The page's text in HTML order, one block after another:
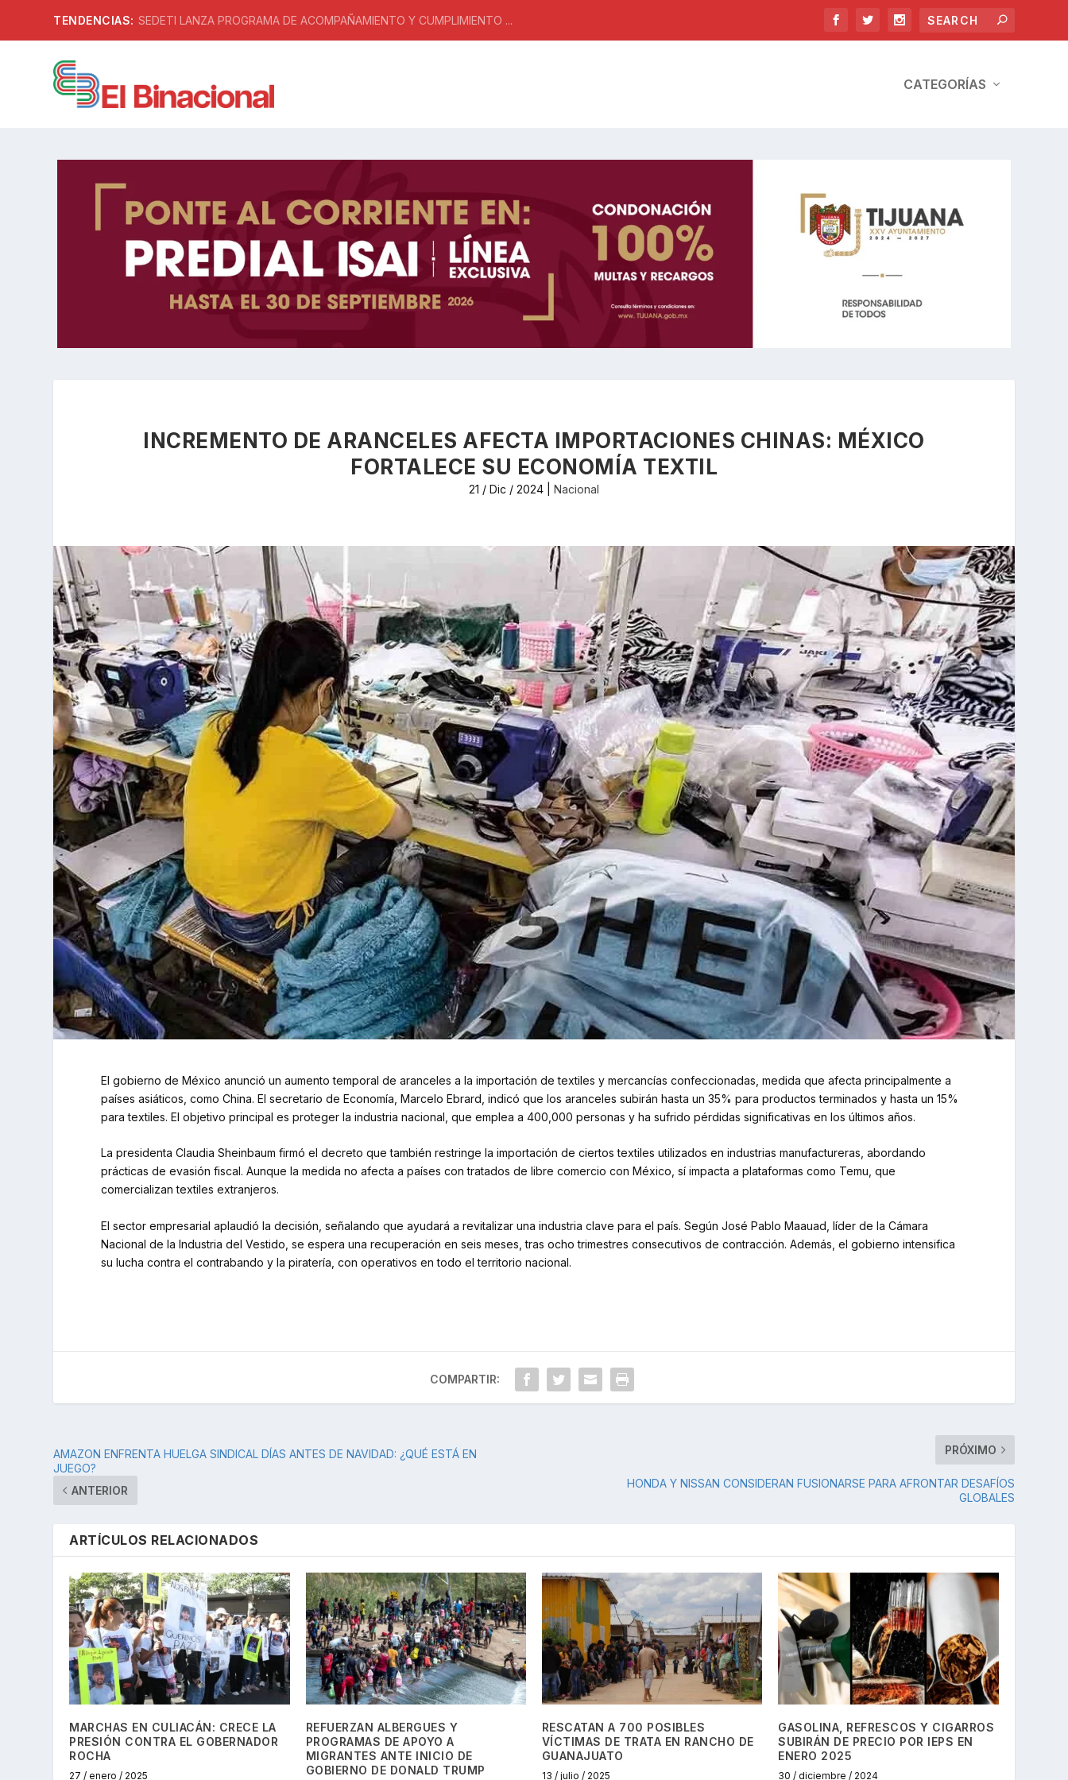
TENDENCIAS: SEDETI LANZA PROGRAMA DE ACOMPAÑAMIENTO Y CUMPLIMIENTO ...
CATEGORÍAS
INCREMENTO DE ARANCELES AFECTA IMPORTACIONES CHINAS: MÉXICO
FORTALECE SU ECONOMÍA TEXTIL
21 / Dic / 2024 Nacional
El gobierno de México anunció un aumento temporal de aranceles a la importación de textiles y mercancías confeccionadas, medida que afecta principalmente a
países asiáticos, como China. El secretario de Economía, Marcelo Ebrard, indicó que los aranceles subirán hasta un 35% para productos terminados y hasta un 15%
para textiles. El objetivo principal es proteger la industria nacional, que emplea a 400,000 personas y ha sufrido pérdidas significativas en los últimos años.
La presidenta Claudia Sheinbaum firmó el decreto que también restringe la importación de ciertos textiles utilizados en industrias manufactureras, abordando
prácticas de evasión fiscal. Aunque la medida no afecta a países con tratados de libre comercio con México, sí impacta a plataformas como Temu, que
comercializan textiles extranjeros.
El sector empresarial aplaudió la decisión, señalando que ayudará a revitalizar una industria clave para el país. Según José Pablo Maauad, líder de la Cámara
Nacional de la Industria del Vestido, se espera una recuperación en seis meses, tras ocho trimestres consecutivos de contracción. Además, el gobierno intensifica
su lucha contra el contrabando y la piratería, con operativos en todo el territorio nacional.
COMPARTIR:
AMAZON ENFRENTA HUELGA SINDICAL DÍAS ANTES DE NAVIDAD: ¿QUÉ ESTÁ EN
JUEGO?
ANTERIOR
PRÓXIMO
HONDA Y NISSAN CONSIDERAN FUSIONARSE PARA AFRONTAR DESAFÍOS
GLOBALES
ARTÍCULOS RELACIONADOS
MARCHAS EN CULIACÁN: CRECE LA
PRESIÓN CONTRA EL GOBERNADOR
ROCHA
27 / enero / 2025
REFUERZAN ALBERGUES Y
PROGRAMAS DE APOYO A
MIGRANTES ANTE INICIO DE
GOBIERNO DE DONALD TRUMP
RESCATAN A 700 POSIBLES
VÍCTIMAS DE TRATA EN RANCHO DE
GUANAJUATO
13 / julio / 2025
GASOLINA, REFRESCOS Y CIGARROS
SUBIRÁN DE PRECIO POR IEPS EN
ENERO 2025
30 / diciembre / 2024